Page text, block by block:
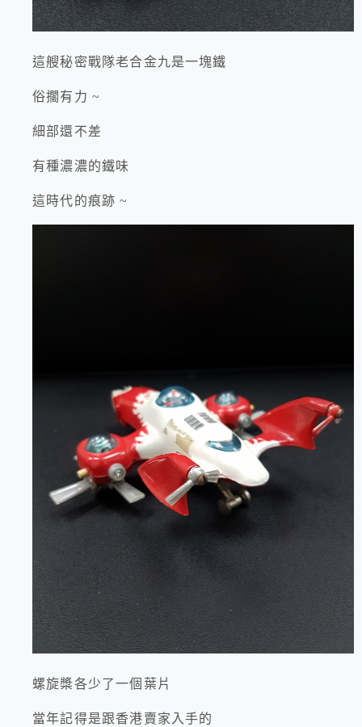
這艘秘密戰隊老合金九是一塊鐵
俗擱有力 ~
細部還不差
有種濃濃的鐵味
這時代的痕跡 ~
螺旋槳各少了一個葉片
當年記得是跟香港賣家入手的